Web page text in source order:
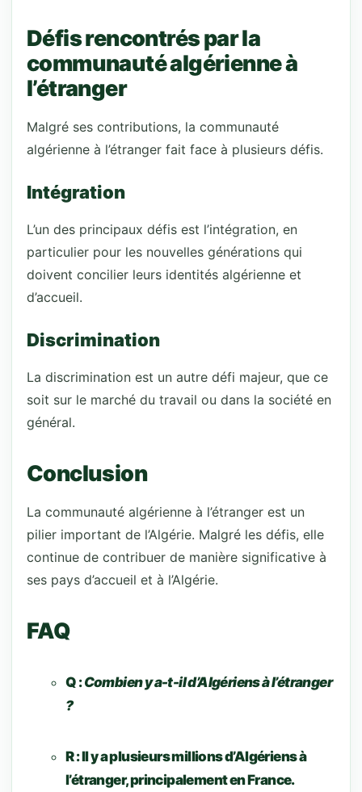
Défis rencontrés par la
communauté algérienne à
l’étranger
Malgré ses contributions, la communauté
algérienne à l’étranger fait face à plusieurs défis.
Intégration
L’un des principaux défis est l’intégration, en
particulier pour les nouvelles générations qui
doivent concilier leurs identités algérienne et
d’accueil.
Discrimination
La discrimination est un autre défi majeur, que ce
soit sur le marché du travail ou dans la société en
général.
Conclusion
La communauté algérienne à l’étranger est un
pilier important de l’Algérie. Malgré les défis, elle
continue de contribuer de manière significative à
ses pays d’accueil et à l’Algérie.
FAQ
Q :Combien y a-t-il d’Algériens à l’étranger
?
R :Il y a plusieurs millions d’Algériens à
l’étranger, principalement en France.